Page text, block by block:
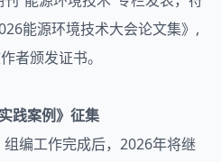
能源环境技术大会论文集》,
者颁发证书。
践案例》征集
编工作完成后，2026年将继